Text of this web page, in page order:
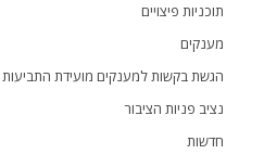
תוכניות פיצויים
מענקים
הגשת בקשות למענקים מועידת התביעות
נציב פניות הציבור
חדשות